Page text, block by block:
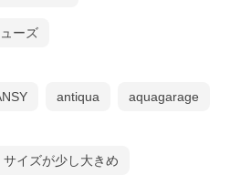
ーズ
antiqua aquagarage
サイズが少し大きめ